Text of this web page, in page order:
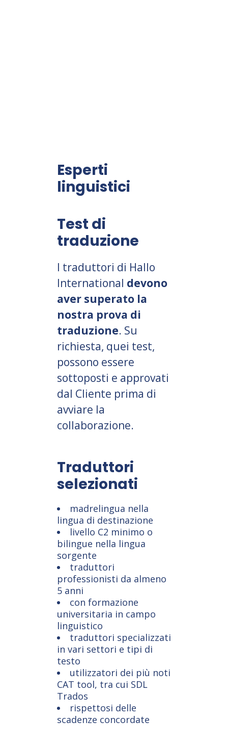
Esperti
linguistici
Test di
traduzione
I traduttori di Hallo
International devono
aver superato la
nostra prova di
traduzione. Su
richiesta, quei test,
possono essere
sottoposti e approvati
dal Cliente prima di
avviare la
collaborazione.
Traduttori
selezionati
madrelingua nella
lingua di destinazione
livello C2 minimo o
bilingue nella lingua
sorgente
traduttori
professionisti da almeno
5 anni
con formazione
universitaria in campo
linguistico
traduttori specializzati
in vari settori e tipi di
testo
utilizzatori dei più noti
CAT tool, tra cui SDL
Trados
rispettosi delle
scadenze concordate